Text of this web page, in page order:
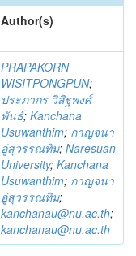
Author(s)
PRAPAKORN
WISITPONGPUN;
ประภากร วิสิฐพงศ์
พันธ์; Kanchana
Usuwanthim; กาญจนา
อู่สุวรรณทิม; Naresuan
University; Kanchana
Usuwanthim; กาญจนา
อู่สุวรรณทิม;
kanchanau@nu.ac.th;
kanchanau@nu.ac.th